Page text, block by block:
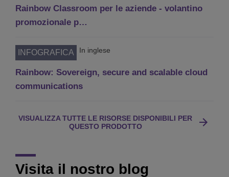
Rainbow Classroom per le aziende - volantino
promozionale p…
INFOGRAFICA In inglese
Rainbow: Sovereign, secure and scalable cloud
communications
VISUALIZZA TUTTE LE RISORSE DISPONIBILI PER
QUESTO PRODOTTO
Visita il nostro blog